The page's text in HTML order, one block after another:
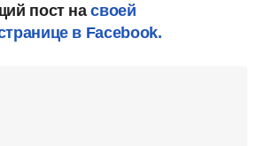
пост насвоей
в Facebook.